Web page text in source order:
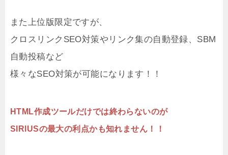
また上位版限定ですが、
クロスリンクSEO対策やリンク集の自動登録、SBM
自動投稿など
様々なSEO対策が可能になります！！
HTML作成ツールだけでは終わらないのが
SIRIUSの最大の利点かも知れません！！